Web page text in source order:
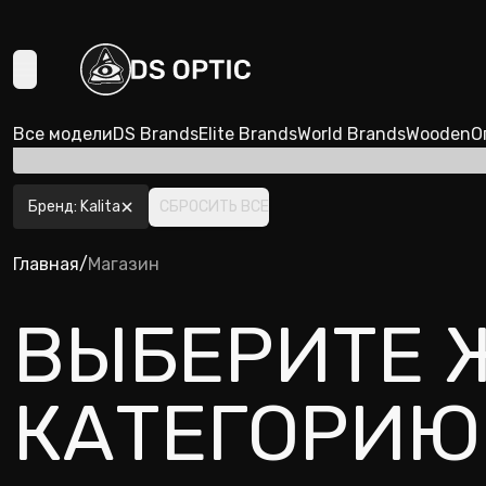
Все моделиDS BrandsElite BrandsWorld BrandsWooden
Главная/Магазин
ВЫБЕРИТЕ
КАТЕГОРИЮ
ФИЛЬТРЫ
Бренд: Kalita СБРОСИТЬ ВСЕ